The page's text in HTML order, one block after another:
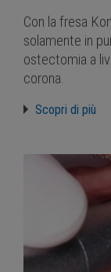
Con la fresa
solamente in
ostectomia a
corona.
Scopri di più